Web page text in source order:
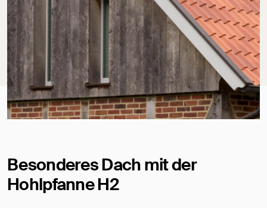
Besonderes Dach mit der
Hohlpfanne H2